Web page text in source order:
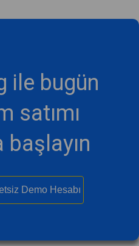
ile bugün
satımı
Demo Hesabı